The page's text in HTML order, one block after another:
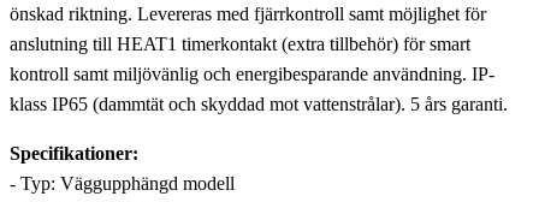
önskad riktning. Levereras med fjärrkontroll samt möjlighet för
anslutning till HEAT1 timerkontakt (extra tillbehör) för smart
kontroll samt miljövänlig och energibesparande användning. IP-
klass IP65 (dammtät och skyddad mot vattenstrålar). 5 års garanti.
Specifikationer:
- Typ: Väggupphängd modell